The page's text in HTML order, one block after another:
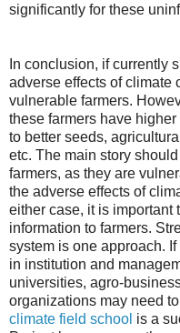
significantly for these
In conclusion, if currently
adverse effects of climate
vulnerable farmers.
these farmers have
to better seeds,
etc. The main story
farmers, as they are
the adverse effects of
either case, it is important
information to farmers.
system is one approach.
in institution and
universities, agro-
organizations may need
climate field school is a